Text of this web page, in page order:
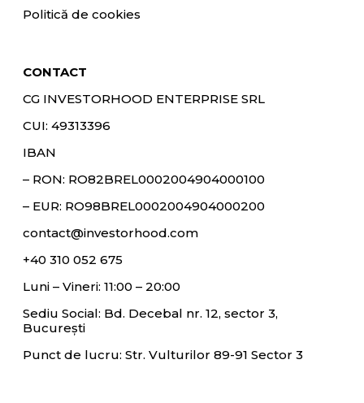
Politică de cookies
CONTACT
CG INVESTORHOOD ENTERPRISE SRL
CUI: 49313396
IBAN
– RON: RO82BREL0002004904000100
– EUR: RO98BREL0002004904000200
contact@investorhood.com
+40 310 052 675
Luni – Vineri: 11:00 – 20:00
Sediu Social: Bd. Decebal nr. 12, sector 3,
București
Punct de lucru: Str. Vulturilor 89-91 Sector 3